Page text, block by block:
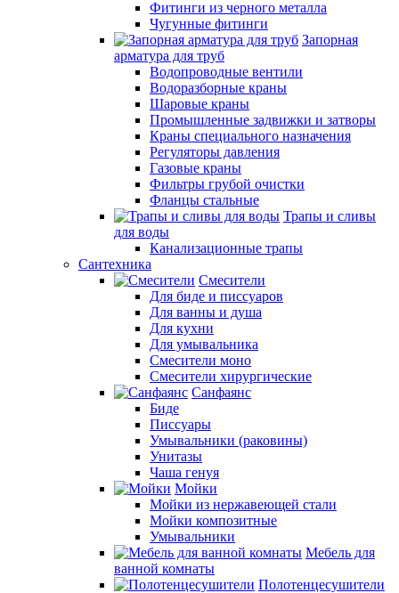
Фитинги из черного металла
Чугунные фитинги
Запорная
арматура для труб
Водопроводные вентили
Водоразборные краны
Шаровые краны
Промышленные задвижки и затворы
Краны специального назначения
Регуляторы давления
Газовые краны
Фильтры грубой очистки
Фланцы стальные
Трапы и сливы
для воды
Канализационные трапы
Сантехника
Смесители
Для биде и писсуаров
Для ванны и душа
Для кухни
Для умывальника
Смесители моно
Смесители хирургические
Санфаянс
Биде
Писсуары
Умывальники (раковины)
Унитазы
Чаша генуя
Мойки
Мойки из нержавеющей стали
Мойки композитные
Умывальники
Мебель для
ванной комнаты
Полотенцесушители